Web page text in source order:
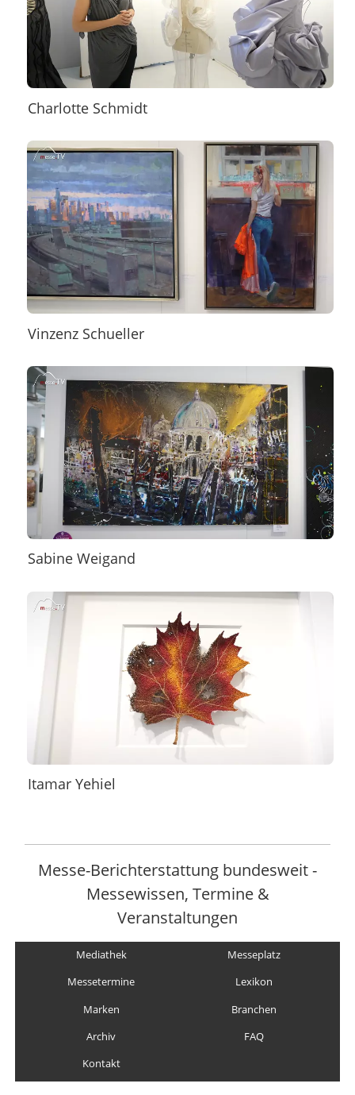
Charlotte Schmidt
Vinzenz Schueller
Sabine Weigand
Itamar Yehiel
Messe-Berichterstattung bundesweit -
Messewissen, Termine &
Veranstaltungen
Mediathek
Messeplatz
Messetermine
Lexikon
Marken
Branchen
Archiv
FAQ
Kontakt